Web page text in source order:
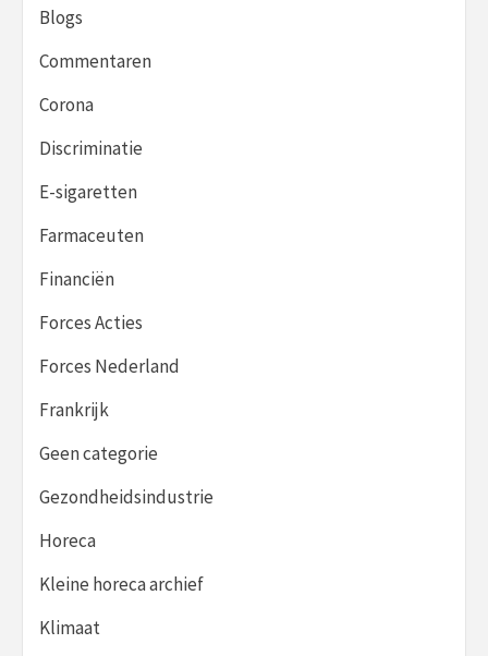
Blogs
Commentaren
Corona
Discriminatie
E-sigaretten
Farmaceuten
Financiën
Forces Acties
Forces Nederland
Frankrijk
Geen categorie
Gezondheidsindustrie
Horeca
Kleine horeca archief
Klimaat